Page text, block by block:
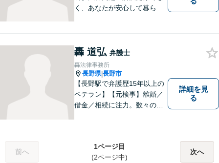
く、あなたが安心して暮らせ
せください。お気持ちに寄り
添い、より良い選択ができる
よう全力を尽くします。【法
テラス利用可】
轟 道弘 弁護士
轟法律事務所
長野県|長野市
【長野駅で弁護歴15年以上の
ベテラン】【元検事】離婚／
借金／相続に注力。数々の実
勢に合わせ、日々知見をアッ
プデートしながら事件に取り
詳細を見
る
前へ
1ページ目
(2ページ中)
次へ